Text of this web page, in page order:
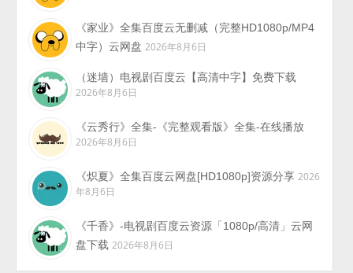
《家业》全集百度云无删减（完整HD1080p/MP4
中字）云网盘 2026年8月6日
（迷墙）电视剧百度云【高清中字】免费下载
2026年8月6日
《云秀行》全集-《完整观看版》全集-在线播放
2026年8月6日
《炽夏》全集百度云网盘[HD1080p]资源分享 2026
年8月6日
《千香》-电视剧百度云资源「1080p/高清」云网
盘下载 2026年8月6日